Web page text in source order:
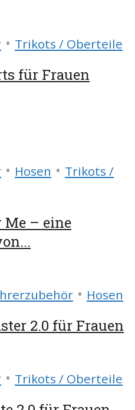
• Trikots / Oberteile
für Frauen
• Hosen • Trikots /
– eine
• Hosen
2.0 für Frauen
• Trikots / Oberteile